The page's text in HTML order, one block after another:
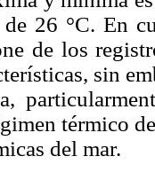
26 °C. En
de los
sin
térmico
del mar.